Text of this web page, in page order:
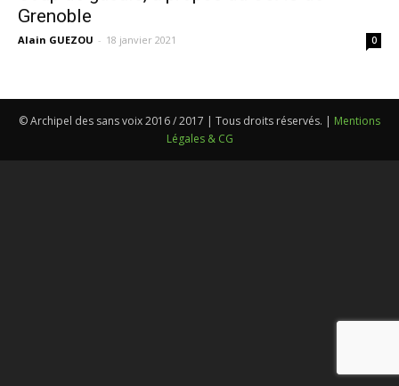
Grenoble
Alain GUEZOU - 18 janvier 2021 0
© Archipel des sans voix 2016 / 2017 | Tous droits réservés. | Mentions
Légales & CG